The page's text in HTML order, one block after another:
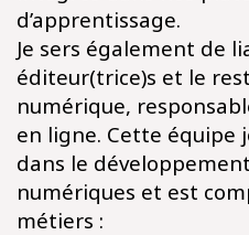
d’apprentissage.​
Je sers également de
éditeur(trice)s et le
numérique,
en ligne. Cette équipe
dans le
numériques et est
métiers :​